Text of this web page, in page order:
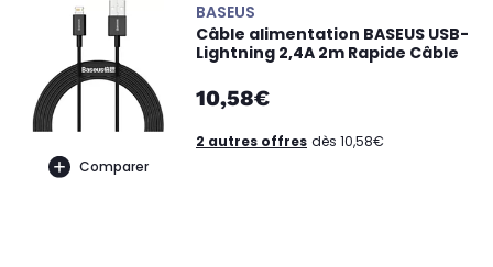
Comparer
BASEUS
Câble alimentation BASEUS USB-
Lightning 2,4A 2m Rapide Câble
10,58€
2 autres offres dès 10,58€